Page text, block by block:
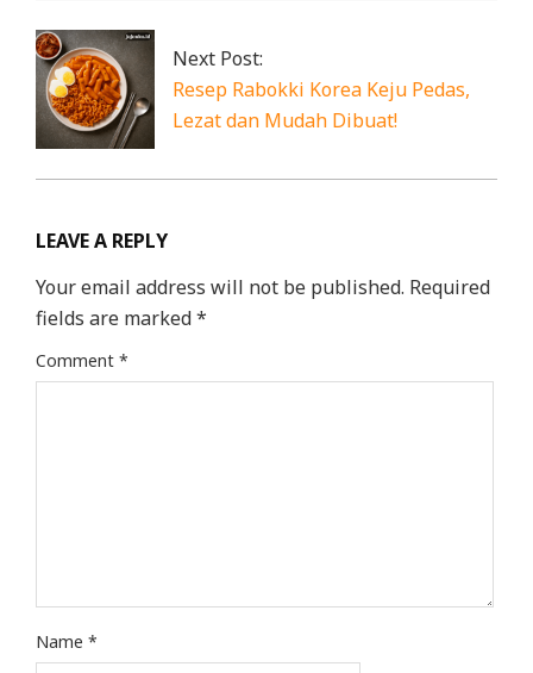
Next Post:
Resep Rabokki Korea Keju Pedas,
Lezat dan Mudah Dibuat!
LEAVE A REPLY
Your email address will not be published. Required
fields are marked*
Comment *
Name *